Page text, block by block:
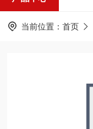
当前位置： 首页